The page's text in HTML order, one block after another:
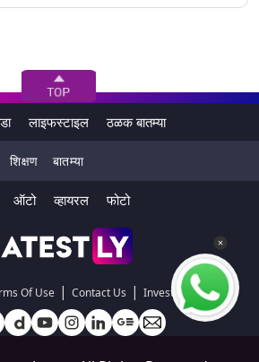
लाइफस्टाइल ठळक बातम्या
शिक्षण बातम्या
ऑटो व्हायरल फोटो
Of Use | Contact Us | Investors